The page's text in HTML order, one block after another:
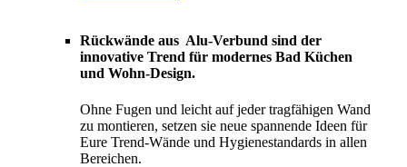
Rückwände aus Alu-Verbund sind der
innovative Trend für modernes Bad Küchen
und Wohn-Design.
Ohne Fugen und leicht auf jeder tragfähigen Wand
zu montieren, setzen sie neue spannende Ideen für
Eure Trend-Wände und Hygienestandards in allen
Bereichen.